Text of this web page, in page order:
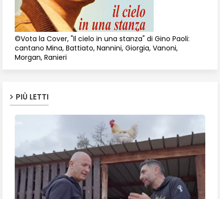
©Vota la Cover, "Il cielo in una stanza" di Gino Paoli:
cantano Mina, Battiato, Nannini, Giorgia, Vanoni,
Morgan, Ranieri
PIÙ LETTI